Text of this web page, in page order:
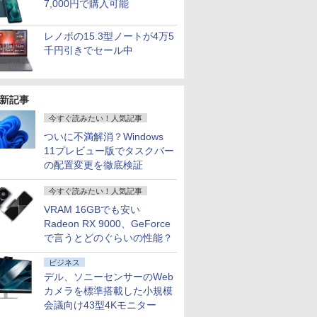
7,000円で購入可能
レノボの15.3型ノートが4万5
千円引きでセール中
記事
今すぐ読みたい！人気記事
ついに不満解消？Windows
11プレビュー版でタスクバー
の配置変更を徹底検証
今すぐ読みたい！人気記事
VRAM 16GBでも安い
Radeon RX 9000、GeForce
で言うとどのぐらいの性能？
ビジネス
デル、ソニーセンサーのWeb
カメラを標準搭載した小規模
会議向け43型4Kモニター